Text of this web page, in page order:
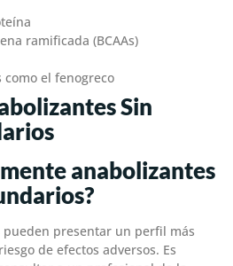
ramificada (BCAAs)
el fenogreco
Sin
anabolizantes
presentar un perfil más
de efectos adversos. Es